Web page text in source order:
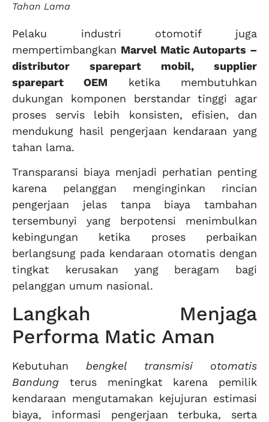
Tahan Lama
Pelaku industri otomotif juga
mempertimbangkan Marvel Matic Autoparts –
distributor sparepart mobil, supplier
sparepart OEM ketika membutuhkan
dukungan komponen berstandar tinggi agar
proses servis lebih konsisten, efisien, dan
mendukung hasil pengerjaan kendaraan yang
tahan lama.
Transparansi biaya menjadi perhatian penting
karena pelanggan menginginkan rincian
pengerjaan jelas tanpa biaya tambahan
tersembunyi yang berpotensi menimbulkan
kebingungan ketika proses perbaikan
berlangsung pada kendaraan otomatis dengan
tingkat kerusakan yang beragam bagi
pelanggan umum nasional.
Langkah Menjaga
Performa Matic Aman
Kebutuhanbengkel transmisi otomatis
Bandung terus meningkat karena pemilik
kendaraan mengutamakan kejujuran estimasi
biaya, informasi pengerjaan terbuka, serta